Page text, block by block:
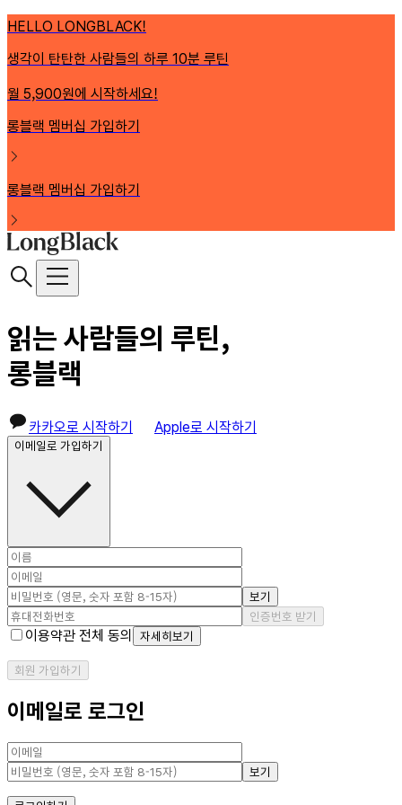
HELLO LONGBLACK!
생각이 탄탄한 사람들의 하루 10분 루틴
월 5,900원에 시작하세요!
롱블랙 멤버십 가입하기
롱블랙 멤버십 가입하기
읽는 사람들의 루틴,
롱블랙
카카오로 시작하기 Apple로 시작하기
이메일로 가입하기
보기
인증번호 받기
이용약관 전체 동의 자세히보기
회원 가입하기
이메일로 로그인
보기